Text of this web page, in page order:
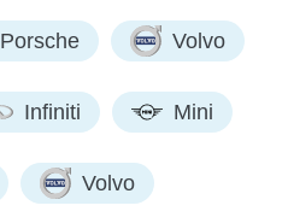
Porsche Volvo
Infiniti Mini
Volvo